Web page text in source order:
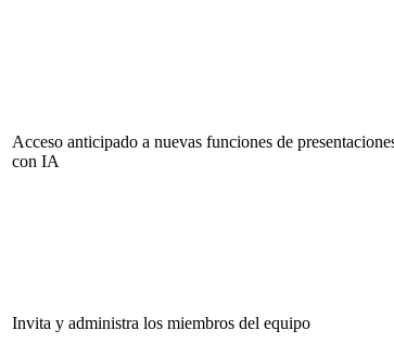
Acceso anticipado a nuevas funciones de
con IA
Invita y administra los miembros del equipo